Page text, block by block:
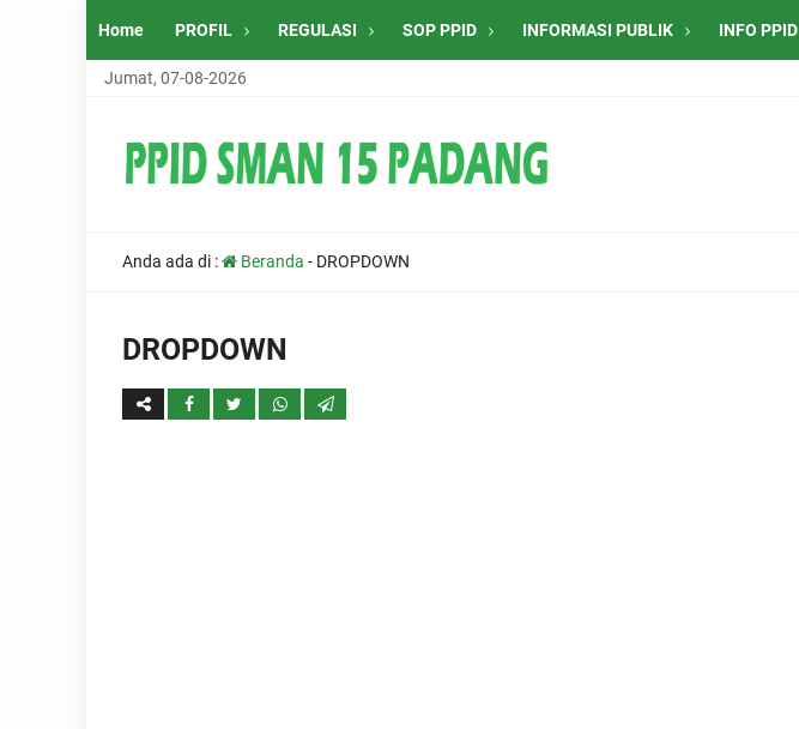
Home PROFIL REGULASI SOP PPID INFORMASI PUBLIK INFO PPID
Jumat, 07-08-2026
Anda ada di : Beranda - DROPDOWN
DROPDOWN